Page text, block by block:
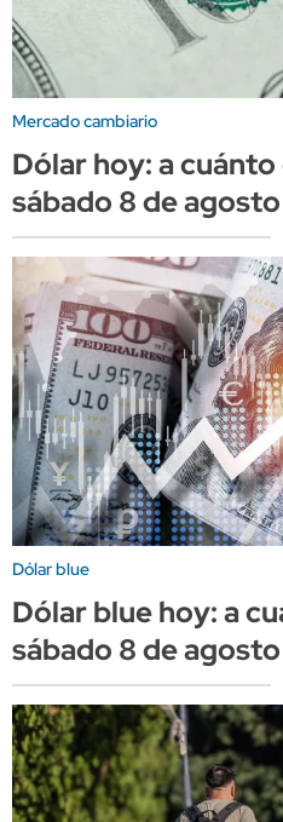
Mercado cambiario
Dólar hoy: a
sábado 8 de agosto
Dólar blue
Dólar blue hoy: a
sábado 8 de agosto